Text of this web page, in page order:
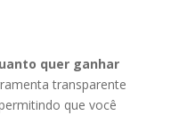
quer ganhar
transparente
que você